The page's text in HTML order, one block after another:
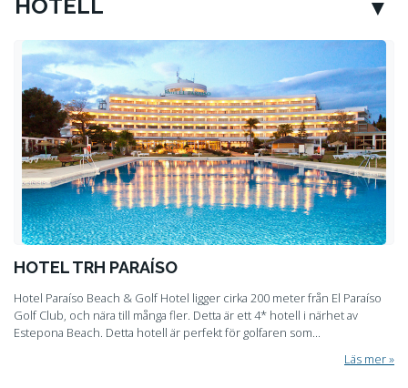
HOTELL
HOTEL TRH PARAÍSO
Hotel Paraíso Beach & Golf Hotel ligger cirka 200 meter från El Paraíso
Golf Club, och nära till många fler. Detta är ett 4* hotell i närhet av
Estepona Beach. Detta hotell är perfekt för golfaren som...
Läs mer